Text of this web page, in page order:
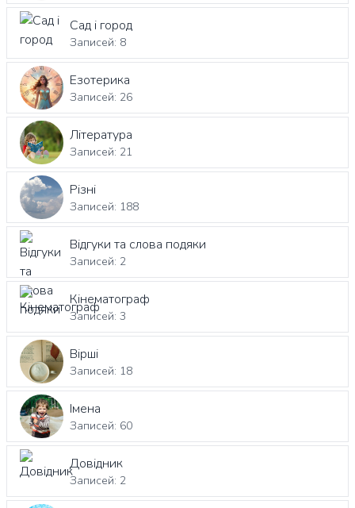
Сад і город
Записей: 8
Езотерика
Записей: 26
Література
Записей: 21
Різні
Записей: 188
Відгуки та слова подяки
Записей: 2
Кінематограф
Записей: 3
Вірші
Записей: 18
Імена
Записей: 60
Довідник
Записей: 2